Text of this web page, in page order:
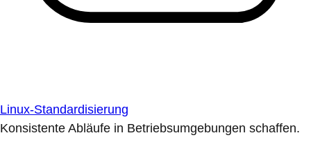
Linux-Standardisierung
Konsistente Abläufe in Betriebsumgebungen schaffen.